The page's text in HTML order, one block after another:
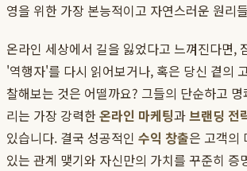
영을 위한 가장 본능적이고 자연스러운 원리
온라인 세상에서 길을 잃었다고 느껴진다면,
'역행자'를 다시 읽어보거나, 혹은 당신 곁의
찰해보는 것은 어떨까요? 그들의 단순하고
리는 가장 강력한온라인 마케팅과브랜딩 전
있습니다. 결국 성공적인 수익 창출은 고객의
있는 관계 맺기와 자신만의 가치를 꾸준히 증